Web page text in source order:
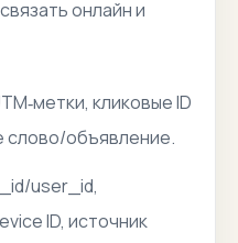
онлайн и
кликовые ID
слово/объявление.
user_id,
ID, источник